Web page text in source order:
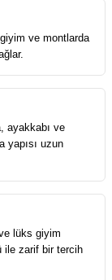
ve montlarda
ayakkabı ve
yapısı uzun
lüks giyim
ile zarif bir tercih